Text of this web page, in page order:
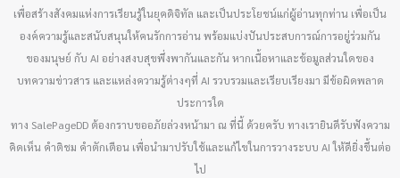
เพื่อสร้างสังคมแห่งการเรียนรู้ในยุคดิจิทัล และเป็นประโยชน์แก่ผู้อ่านทุกท่าน เพื่อเป็น
องค์ความรู้และสนับสนุนให้คนรักการอ่าน พร้อมแบ่งปันประสบการณ์การอยู่ร่วมกัน
ของมนุษย์ กับ AI อย่างสงบสุขพึ่งพากันและกัน หากเนื้อหาและข้อมูลส่วนใดของ
บทความข่าวสาร และแหล่งความรู้ต่างๆที่ AI รวบรวมและเรียบเรียงมา มีข้อผิดพลาด
ประการใด
ทาง SalePageDD ต้องกราบขออภัยล่วงหน้ามา ณ ที่นี้ ด้วยครับ ทางเรายินดีรับฟังความ
คิดเห็น คำติชม คำตักเตือน เพื่อนำมาปรับใช้และแก้ไขในการวางระบบ AI ให้ดียิ่งขึ้นต่อ
ไป